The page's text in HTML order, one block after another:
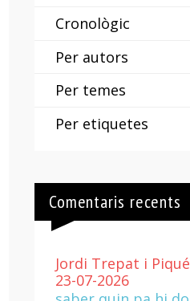
Cronològic
Per autors
Per temes
Per etiquetes
Comentaris recents
Jordi Trepat i
23-07-2026